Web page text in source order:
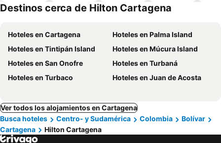
mascotas
Destinos cerca de Hilton Cartagena
Hoteles en Cartagena
Hoteles en Palma Island
Hoteles en Tintipán Island
Hoteles en Múcura Island
Hoteles en San Onofre
Hoteles en Turbaná
Hoteles en Turbaco
Hoteles en Juan de Acosta
Ver todos los alojamientos en Cartagena
Busca hoteles
Centro- y Sudamérica Colombia
Bolívar
Cartagena
Hilton Cartagena